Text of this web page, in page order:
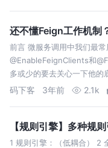
还不懂Feign工作机制
前言 微服务调用中我们最
@EnableFeignClients和
多或少的要去关心一下他的
码下客 3年前 2.1k
【规则引擎】多种规
1 规则引擎：（低耦合） 2